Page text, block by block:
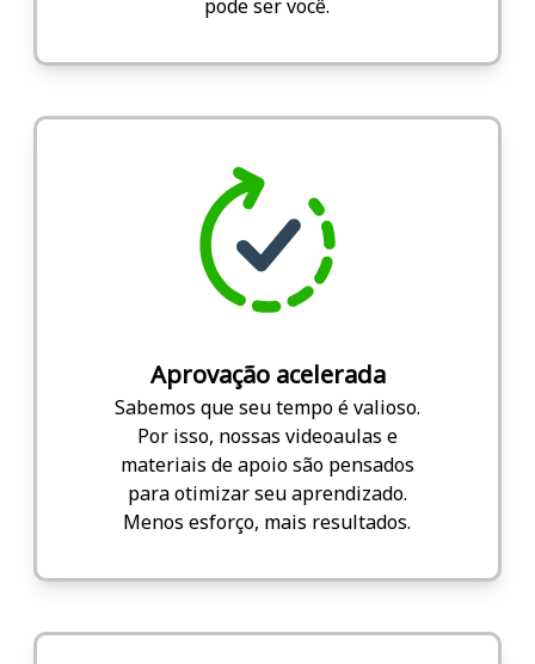
pode ser você.
Aprovação acelerada
Sabemos que seu tempo é valioso.
Por isso, nossas videoaulas e
materiais de apoio são pensados
para otimizar seu aprendizado.
Menos esforço, mais resultados.